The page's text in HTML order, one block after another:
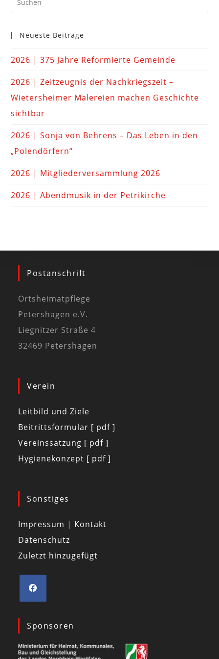
Neueste Beiträge
2026 | 375 Jahre Reformierte Gemeinde
2026 | Zeitzeugnis der Nachkriegszeit –
Wietersheimer Malereien machen Geschichte
sichtbar
2026 | Sonja von Behrens – Das Leben in den
„Polendörfern“
2026 | Mitgliederversammlung 2026
2026 | Abendmusik in der Petrikirche
Postanschrift
Ortsheimatpflege
Petershagen e.V.
Liegnitzer Straße 4
32469 Petershagen
Verein
Leitbild und Ziele
Beitrittsformular [ pdf ]
Vereinssatzung [ pdf ]
Hygienekonzept [ pdf ]
Sonstiges
Impressum | Kontakt
Datenschutz
Zuletzt hinzugefügt
Sponsoren